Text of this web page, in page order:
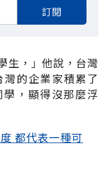
訂閱
生，」他說，台灣
的企業家積累了
，顯得沒那麼浮
都代表一種可